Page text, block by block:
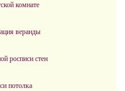
комнате
веранды
росписи стен
потолка